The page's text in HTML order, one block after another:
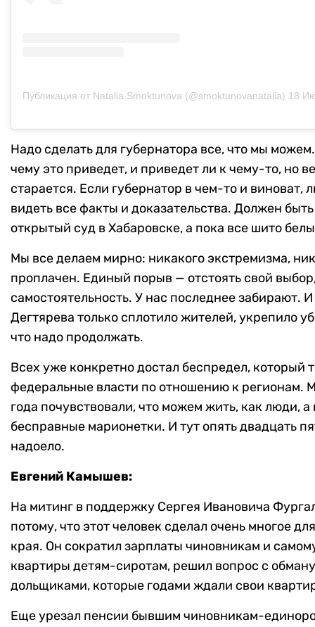
Публикация от Natalia Smoktunova (@smoktunovanatalia) 18 Июл
Надо сделать для губернатора все, что мы
чему это приведет, и приведет ли к чему-то, но
старается. Если губернатор в чем-то и виноват,
видеть все факты и доказательства. Должен
открытый суд в Хабаровске, а пока все шито
Мы все делаем мирно: никакого экстремизма,
проплачен. Единый порыв — отстоять свой
самостоятельность. У нас последнее забирают.
Дегтярева только сплотило жителей, укрепило
что надо продолжать.
Всех уже конкретно достал беспредел, который
федеральные власти по отношению к регионам.
года почувствовали, что можем жить, как люди, а
бесправные марионетки. И тут опять двадцать
надоело.
Евгений Камышев:
На митинг в поддержку Сергея Ивановича
потому, что этот человек сделал очень многое
края. Он сократил зарплаты чиновникам и
квартиры детям-сиротам, решил вопрос с
дольщиками, которые годами ждали свои
Еще урезал пенсии бывшим чиновникам-